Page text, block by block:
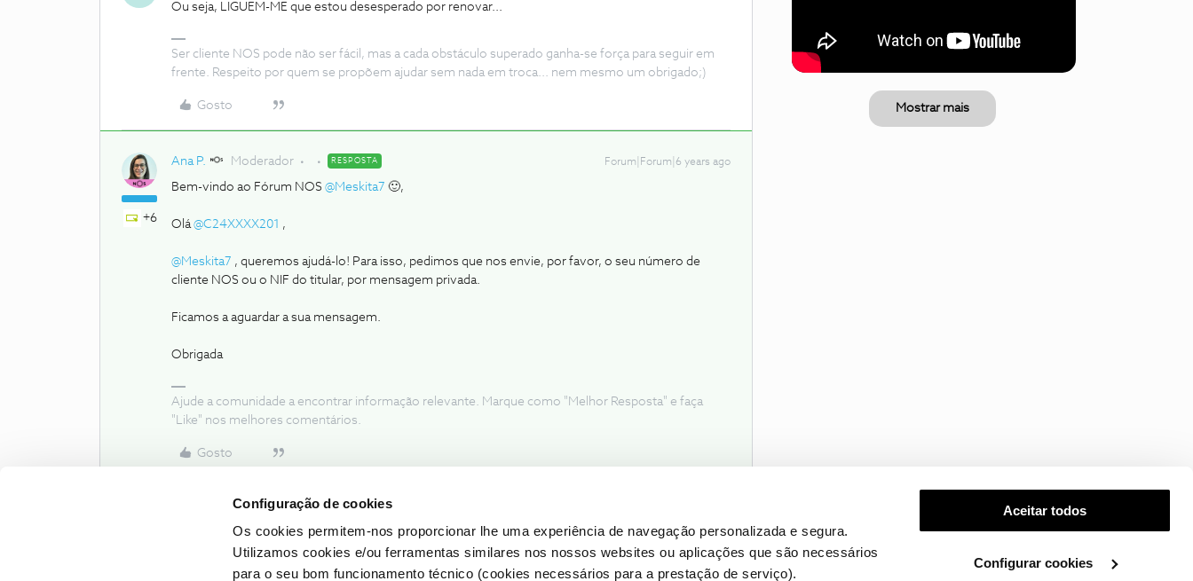
Configuração de cookies
Os cookies permitem-nos proporcionar lhe uma experiência de navegação personalizada e segura.
Utilizamos cookies e/ou ferramentas similares nos nossos websites ou aplicações que são necessários
para o seu bom funcionamento técnico (cookies necessários para a prestação de serviço).
Aceitar todos
Configurar cookies
Ou seja, LIGUEM-ME que estou desesperado por renovar...
Ser cliente NOS pode não ser fácil, mas a cada obstáculo superado ganha-se força para seguir em
frente. Respeito por quem se propõem ajudar sem nada em troca... nem mesmo um obrigado;)
Gosto
+6
Ana P. Moderador RESPOSTA Forum|Forum|6 years ago
Bem-vindo ao Fórum NOS @Meskita7 🙂,
Olá@C24XXXX201 ,
@Meskita7 , queremos ajudá-lo! Para isso, pedimos que nos envie, por favor, o seu número de
cliente NOS ou o NIF do titular, por mensagem privada.
Ficamos a aguardar a sua mensagem.
Obrigada
Ajude a comunidade a encontrar informação relevante. Marque como "Melhor Resposta" e faça
"Like" nos melhores comentários.
Gosto
Mostrar mais